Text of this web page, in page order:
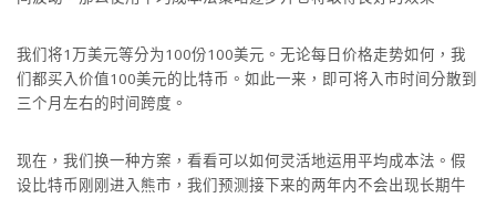
我们将1万美元等分为100份100美元。无论每日价格走势如何，我
们都买入价值100美元的比特币。如此一来，即可将入市时间分散到
三个月左右的时间跨度。
现在，我们换一种方案，看看可以如何灵活地运用平均成本法。假
设比特币刚刚进入熊市，我们预测接下来的两年内不会出现长期牛